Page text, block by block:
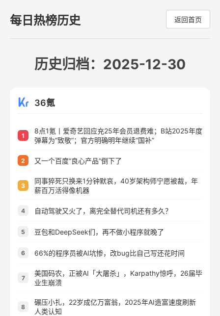
每日热榜历史 返回首页
历史归档：2025-12-30
36氪
1
8点1氪丨爱奇艺回应充25年会员退费难；B站2025年度
弹幕为“致敬”；官方明确明年继续“国补”
2 又一个百度“良心产品”倒下了
3
同事猝死只换来1分钟默哀，40岁架构师宁愿被裁，年
薪百万活得像机器
4 自动驾驶又火了，离完全替代司机还有多久？
5 豆包和DeepSeek们，再不做小程序就晚了
6 66%的程序员被AI坑惨，改bug比自己写还花时间
7
美国码农，正被AI「大屠杀」，Karpathy惊呼，26届毕
业生崩溃
8
碾压小扎，22岁成亿万富翁，2025年AI造富速度刷新
人类认知